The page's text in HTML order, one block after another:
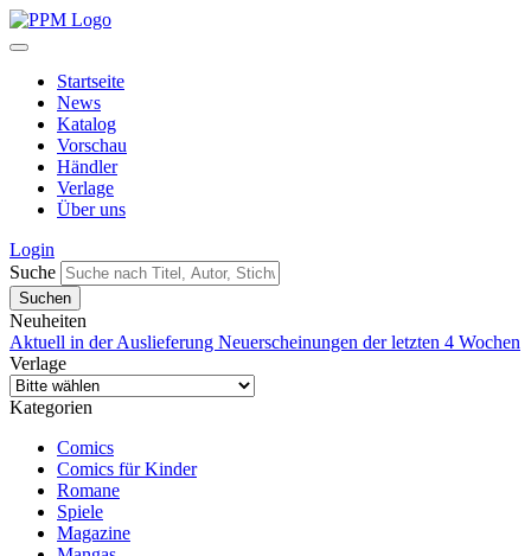
Startseite
News
Katalog
Vorschau
Händler
Verlage
Über uns
Login
Suche
Neuheiten
Aktuell in der Auslieferung Neuerscheinungen der letzten 4 Wochen
Verlage
Kategorien
Comics
Comics für Kinder
Romane
Spiele
Magazine